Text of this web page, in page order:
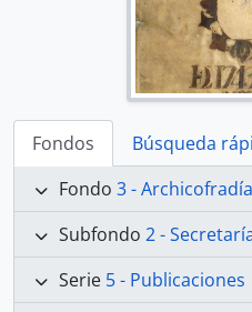
Fondos
Búsqueda
Fondo 3 - Archicofradía
Subfondo 2 -
Serie 5 - Publicaciones